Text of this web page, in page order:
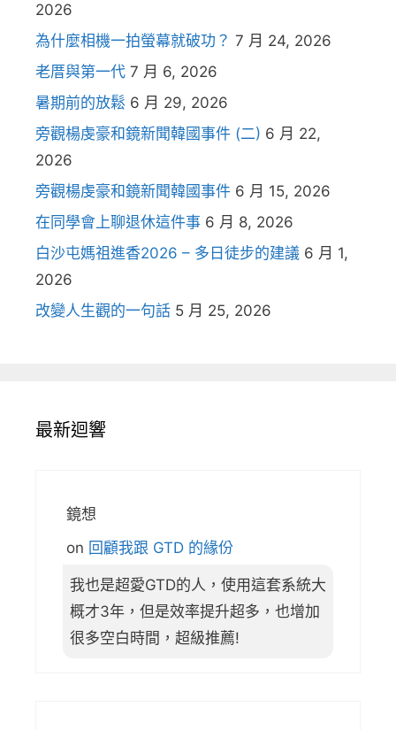
2026
為什麼相機一拍螢幕就破功？ 7 月 24, 2026
老厝與第一代 7 月 6, 2026
暑期前的放鬆 6 月 29, 2026
旁觀楊虔豪和鏡新聞韓國事件 (二) 6 月 22,
2026
旁觀楊虔豪和鏡新聞韓國事件 6 月 15, 2026
在同學會上聊退休這件事 6 月 8, 2026
白沙屯媽祖進香2026 – 多日徒步的建議 6 月 1,
2026
改變人生觀的一句話 5 月 25, 2026
最新迴響
鏡想
on 回顧我跟 GTD 的緣份
我也是超愛GTD的人，使用這套系統大
概才3年，但是效率提升超多，也增加
很多空白時間，超級推薦!